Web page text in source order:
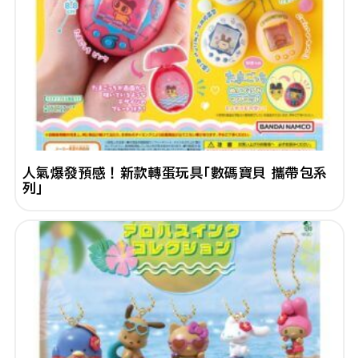
人氣爆發預感！新款轉蛋玩具「數碼寶貝 攜帶包系
列」